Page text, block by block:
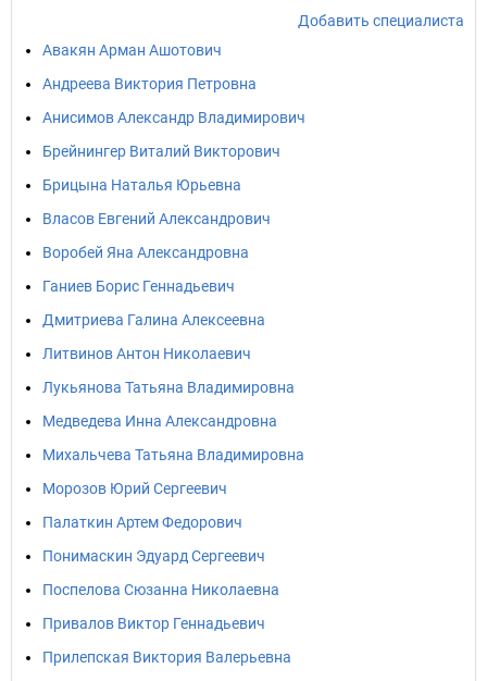
Добавить специалиста
Авакян Арман Ашотович
Андреева Виктория Петровна
Анисимов Александр Владимирович
Брейнингер Виталий Викторович
Брицына Наталья Юрьевна
Власов Евгений Александрович
Воробей Яна Александровна
Ганиев Борис Геннадьевич
Дмитриева Галина Алексеевна
Литвинов Антон Николаевич
Лукьянова Татьяна Владимировна
Медведева Инна Александровна
Михальчева Татьяна Владимировна
Морозов Юрий Сергеевич
Палаткин Артем Федорович
Понимаскин Эдуард Сергеевич
Поспелова Сюзанна Николаевна
Привалов Виктор Геннадьевич
Прилепская Виктория Валерьевна